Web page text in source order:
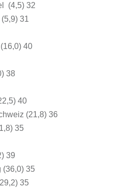
(4,5) 32
31
40
38
40
(21,8) 36
35
39
(36,0) 35
35